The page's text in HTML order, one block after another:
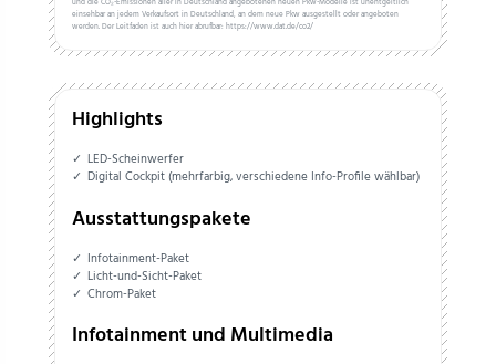
und die CO₂-Emissionen aller in Deutschland angebotenen neuen Pkw-Modelle ist unentgeltlich
einsehbar an jedem Verkaufsort in Deutschland, an dem neue Pkw ausgestellt oder angeboten
werden. Der Leitfaden ist auch hier abrufbar: https://www.dat.de/co2/
Highlights
LED-Scheinwerfer
Digital Cockpit (mehrfarbig, verschiedene Info-Profile wählbar)
Ausstattungspakete
Infotainment-Paket
Licht-und-Sicht-Paket
Chrom-Paket
Infotainment und Multimedia